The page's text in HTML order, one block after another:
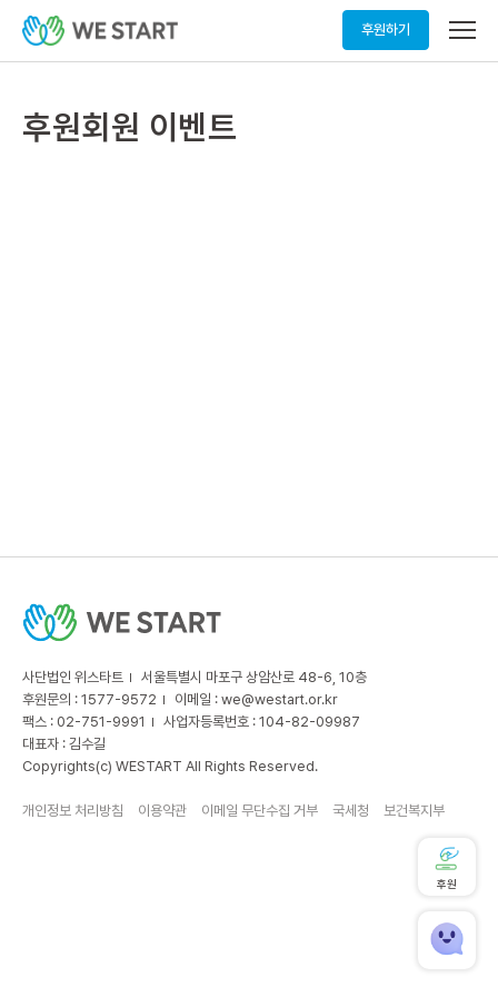
후원하기
메
열
후원회원 이벤트
사단법인 위스타트
서울특별시 마포구 상암산로 48-6, 10층
후원문의 : 1577-9572
이메일 : we@westart.or.kr
팩스 : 02-751-9991
사업자등록번호 : 104-82-09987
대표자 : 김수길
Copyrights(c) WESTART All Rights Reserved.
개인정보 처리방침 이용약관 이메일 무단수집 거부 국세청 보건복지부
후원